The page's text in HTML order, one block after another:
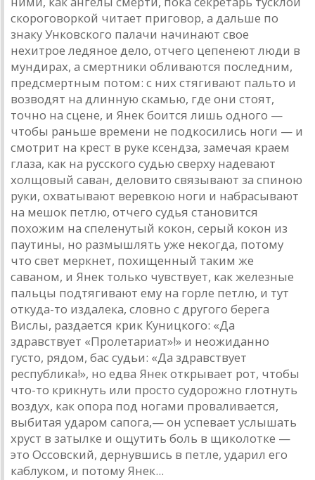
скороговоркой читает приговор, а дальше по
знаку Унковского палачи начинают свое
нехитрое ледяное дело, отчего цепенеют люди в
мундирах, а смертники обливаются последним,
предсмертным потом: с них стягивают пальто и
возводят на длинную скамью, где они стоят,
точно на сцене, и Янек боится лишь одного —
чтобы раньше времени не подкосились ноги — и
смотрит на крест в руке ксендза, замечая краем
глаза, как на русского судью сверху надевают
холщовый саван, деловито связывают за спиною
руки, охватывают веревкою ноги и набрасывают
на мешок петлю, отчего судья становится
похожим на спеленутый кокон, серый кокон из
паутины, но размышлять уже некогда, потому
что свет меркнет, похищенный таким же
саваном, и Янек только чувствует, как железные
пальцы подтягивают ему на горле петлю, и тут
откуда-то издалека, словно с другого берега
Вислы, раздается крик Куницкого: «Да
здравствует «Пролетариат»!» и неожиданно
густо, рядом, бас судьи: «Да здравствует
республика!», но едва Янек открывает рот, чтобы
что-то крикнуть или просто судорожно глотнуть
воздух, как опора под ногами проваливается,
выбитая ударом сапога,— он успевает услышать
хруст в затылке и ощутить боль в щиколотке —
это Оссовский, дернувшись в петле, ударил его
каблуком, и потому Янек...